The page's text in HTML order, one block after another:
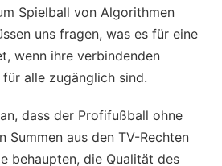
Spielball von Algorithmen
uns fragen, was es für eine
wenn ihre verbindenden
alle zugänglich sind.
dass der Profifußball ohne
Summen aus den TV-Rechten
behaupten, die Qualität des